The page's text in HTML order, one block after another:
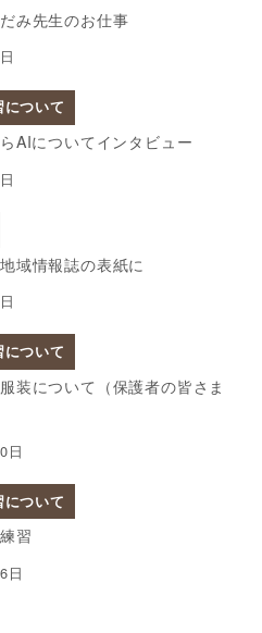
だみ先生のお仕事
について
AIについてインタビュー
域情報誌の表紙に
について
装について（保護者の皆さま
日
について
習
日